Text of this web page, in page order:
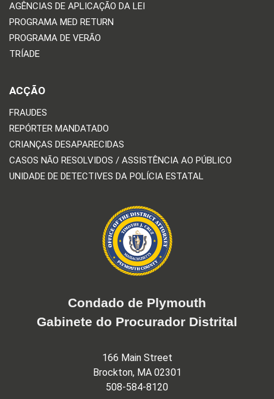
AGÊNCIAS DE APLICAÇÃO DA LEI
PROGRAMA MED RETURN
PROGRAMA DE VERÃO
TRÍADE
ACÇÃO
FRAUDES
REPÓRTER MANDATADO
CRIANÇAS DESAPARECIDAS
CASOS NÃO RESOLVIDOS / ASSISTÊNCIA AO PÚBLICO
UNIDADE DE DETECTIVES DA POLÍCIA ESTATAL
Condado de Plymouth
Gabinete do Procurador Distrital
166 Main Street
Brockton, MA 02301
508-584-8120